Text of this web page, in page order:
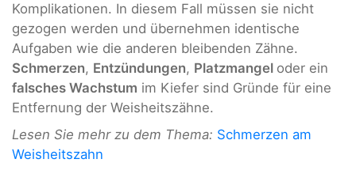
Komplikationen. In diesem Fall müssen sie nicht
gezogen werden und übernehmen identische
Aufgaben wie die anderen bleibenden Zähne.
Schmerzen, Entzündungen, Platzmangel oder ein
falsches Wachstum im Kiefer sind Gründe für eine
Entfernung der Weisheitszähne.
Lesen Sie mehr zu dem Thema: Schmerzen am
Weisheitszahn